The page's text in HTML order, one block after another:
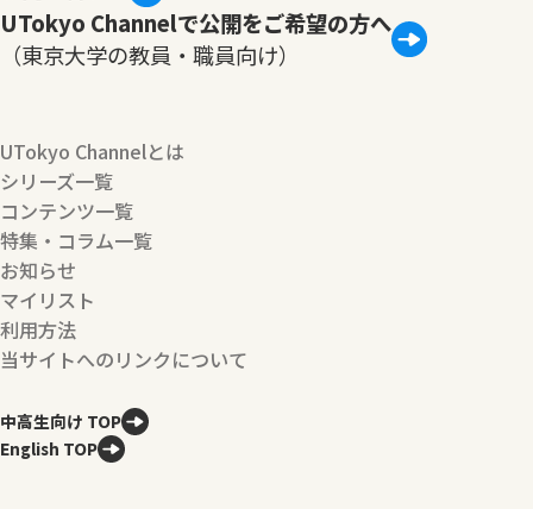
UTokyo Channelで公開をご希望の方へ
（東京大学の教員・職員向け）
UTokyo Channelとは
シリーズ一覧
コンテンツ一覧
特集・コラム一覧
お知らせ
マイリスト
利用方法
当サイトへのリンクについて
中高生向け TOP
English TOP